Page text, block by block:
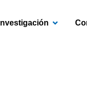
Investigación OPEN